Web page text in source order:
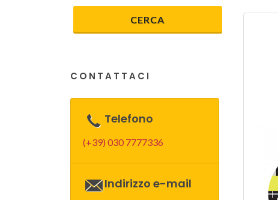
CONTATTACI
Telefono
(+39) 030 7777336
Indirizzo e-mail